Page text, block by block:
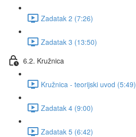
Zadatak 2 (7:26)
Zadatak 3 (13:50)
6.2. Kružnica
Kružnica - teorijski uvod (5:49)
Zadatak 4 (9:00)
Zadatak 5 (6:42)